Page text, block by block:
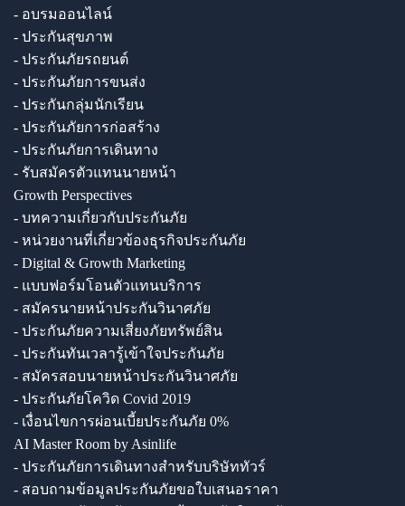
- อบรมออนไลน์
- ประกันสุขภาพ
- ประกันภัยรถยนต์
- ประกันภัยการขนส่ง
- ประกันกลุ่มนักเรียน
- ประกันภัยการก่อสร้าง
- ประกันภัยการเดินทาง
- รับสมัครตัวแทนนายหน้า
Growth Perspectives
- บทความเกี่ยวกับประกันภัย
- หน่วยงานที่เกี่ยวข้องธุรกิจประกันภัย
- Digital & Growth Marketing
- แบบฟอร์มโอนตัวแทนบริการ
- สมัครนายหน้าประกันวินาศภัย
- ประกันภัยความเสี่ยงภัยทรัพย์สิน
- ประกันทันเวลารู้เข้าใจประกันภัย
- สมัครสอบนายหน้าประกันวินาศภัย
- ประกันภัยโควิด Covid 2019
- เงื่อนไขการผ่อนเบี้ยประกันภัย 0%
AI Master Room by Asinlife
- ประกันภัยการเดินทางสำหรับบริษัททัวร์
- สอบถามข้อมูลประกันภัยขอใบเสนอราคา